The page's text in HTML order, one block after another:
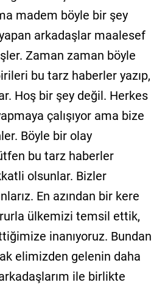
madem böyle bir şey
arkadaşlar maalesef
Zaman zaman böyle
bu tarz haberler yazıp,
Hoş bir şey değil. Herkes
çalışıyor ama bize
Böyle bir olay
bu tarz haberler
olsunlar. Bizler
En azından bir kere
ülkemizi temsil ettik,
inanıyoruz. Bundan
elimizden gelenin daha
ile birlikte